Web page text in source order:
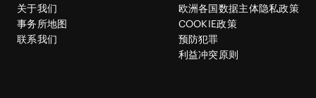
关于我们
事务所地图
联系我们
欧洲各国数据主体隐私政策
COOKIE政策
预防犯罪
利益冲突原则